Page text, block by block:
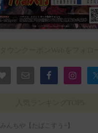
みんちや【たばこすう+】